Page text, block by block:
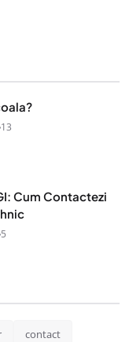
13
Cum Contactezi
5
contact